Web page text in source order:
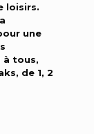
loisirs.
une
à tous,
de 1, 2